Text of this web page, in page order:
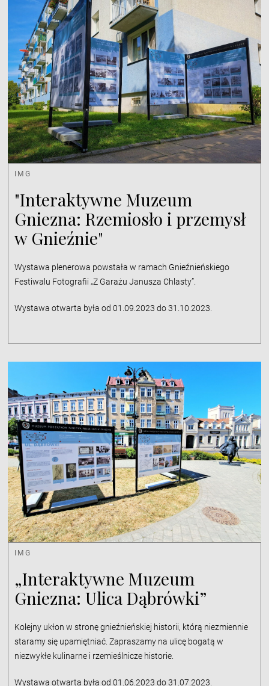
IMG
"Interaktywne Muzeum
Gniezna: Rzemiosło i przemysł
w Gnieźnie"
Wystawa plenerowa powstała w ramach Gnieźnieńskiego
Festiwalu Fotografii „Z Garażu Janusza Chlasty”.
Wystawa otwarta była od 01.09.2023 do 31.10.2023.
IMG
„Interaktywne Muzeum
Gniezna: Ulica Dąbrówki”
Kolejny ukłon w stronę gnieźnieńskiej historii, którą niezmiennie
staramy się upamiętniać. Zapraszamy na ulicę bogatą w
niezwykłe kulinarne i rzemieślnicze historie.
Wystawa otwarta była od 01.06.2023 do 31.07.2023.